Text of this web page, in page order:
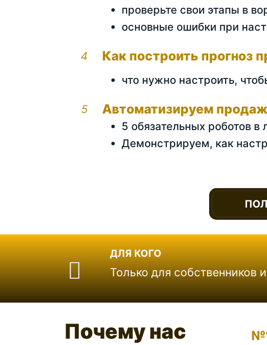
проверьте свои этапы в
основные ошибки при
Как построить прогноз
что нужно настроить,
Автоматизируем
5 обязательных роботов в
Демонстрируем, как
ДЛЯ КОГО
Только для собственников
Почему нас